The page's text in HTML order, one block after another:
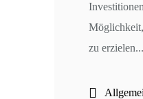
zu